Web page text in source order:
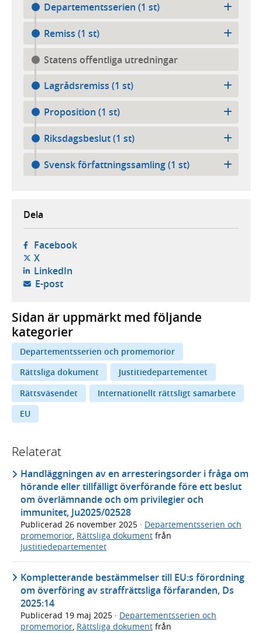
Departementsserien (1 st)
Remiss (1 st)
Statens offentliga utredningar
Lagrådsremiss (1 st)
Proposition (1 st)
Riksdagsbeslut (1 st)
Svensk författningssamling (1 st)
Dela
Facebook- öppnas i ny flik, extern webbplats,
X- öppnas i ny flik, extern webbplats,
LinkedIn- öppnas i ny flik, extern webbplats,
E-post- öppnar din e-postklient,
Sidan är uppmärkt med följande
kategorier
Departementsserien och promemorior
Rättsliga dokument
Justitiedepartementet
Rättsväsendet
Internationellt rättsligt samarbete
EU
Relaterat
Handläggningen av en arresteringsorder i fråga om
hörande eller tillfälligt överförande före ett beslut
om överlämnande och om privilegier och
immunitet, Ju2025/02528
Publicerad 26 november 2025 · Departementsserien och
promemorior, Rättsliga dokument från
Justitiedepartementet
Kompletterande bestämmelser till EU:s förordning
om överföring av straffrättsliga förfaranden, Ds
2025:14
Publicerad 19 maj 2025 · Departementsserien och
promemorior, Rättsliga dokument från